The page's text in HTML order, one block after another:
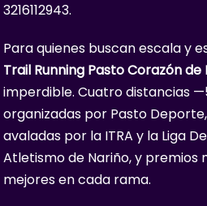
3216112943.
Para quienes buscan escala y
Trail Running Pasto Corazón de
imperdible. Cuatro distancias
organizadas por Pasto
avaladas por la ITRA y la Liga
Atletismo de Nariño, y premios
mejores en cada rama.